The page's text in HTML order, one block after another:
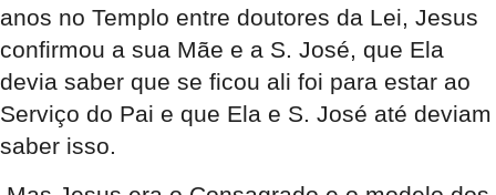
anos no Templo entre doutores da Lei, Jesus
confirmou a sua Mãe e a S. José, que Ela
devia saber que se ficou ali foi para estar ao
Serviço do Pai e que Ela e S. José até deviam
saber isso.